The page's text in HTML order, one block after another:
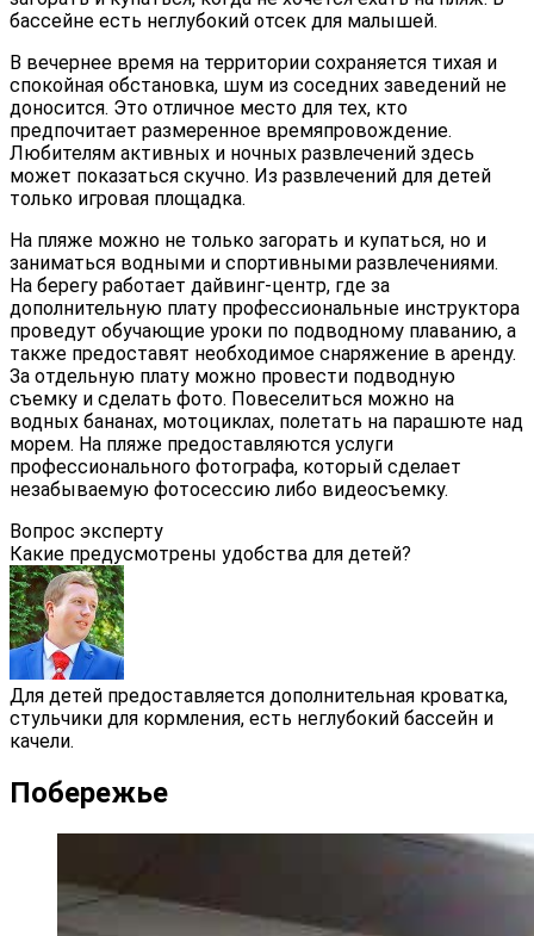
бассейне есть неглубокий отсек для малышей.
В вечернее время на территории сохраняется тихая и
спокойная обстановка, шум из соседних заведений не
доносится. Это отличное место для тех, кто
предпочитает размеренное времяпровождение.
Любителям активных и ночных развлечений здесь
может показаться скучно. Из развлечений для детей
только игровая площадка.
На пляже можно не только загорать и купаться, но и
заниматься водными и спортивными развлечениями.
На берегу работает дайвинг-центр, где за
дополнительную плату профессиональные инструктора
проведут обучающие уроки по подводному плаванию, а
также предоставят необходимое снаряжение в аренду.
За отдельную плату можно провести подводную
съемку и сделать фото. Повеселиться можно на
водных бананах, мотоциклах, полетать на парашюте над
морем. На пляже предоставляются услуги
профессионального фотографа, который сделает
незабываемую фотосессию либо видеосъемку.
Вопрос эксперту
Какие предусмотрены удобства для детей?
Для детей предоставляется дополнительная кроватка,
стульчики для кормления, есть неглубокий бассейн и
качели.
Побережье